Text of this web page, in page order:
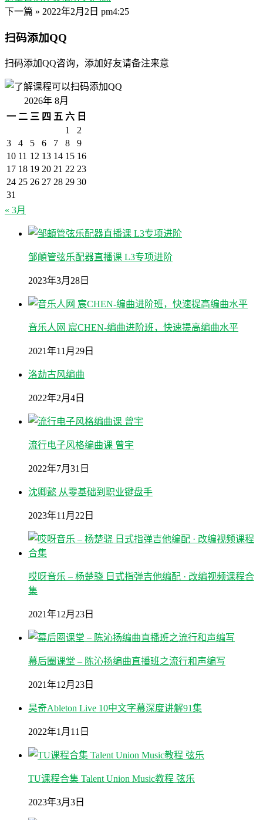
下一篇 » 2022年2月2日 pm4:25
扫码添加QQ
扫码添加QQ咨询，添加好友请备注来意
2026年 8月
一 二 三 四 五 六 日
1
2
3
4 5 6 7 8
9
10 11 12 13 14 15 16
17 18 19 20 21 22 23
24 25 26 27 28 29 30
31
« 3月
邹頔管弦乐配器直播课 L3专项进阶
2023年3月28日
音乐人网 宸CHEN-编曲进阶班，快速提高编曲水平
2021年11月29日
洛劫古风编曲
2022年2月4日
流行电子风格编曲课 曾宇
2022年7月31日
沈卿懿 从零基础到职业键盘手
2023年11月22日
哎呀音乐 – 杨楚骁 日式指弹吉他编配 · 改编视频课程合
集
2021年12月23日
幕后圈课堂 – 陈沁扬编曲直播班之流行和声编写
2021年12月23日
昊奇Ableton Live 10中文字幕深度讲解91集
2022年1月11日
TU课程合集 Talent Union Music教程 弦乐
2023年3月3日